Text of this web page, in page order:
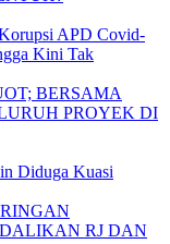
APD Covid-
Kini Tak
Diduga Kuasi